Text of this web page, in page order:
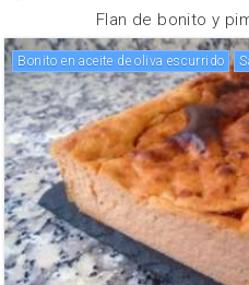
Flan de bonito y
Bonito en aceite de oliva escurrido